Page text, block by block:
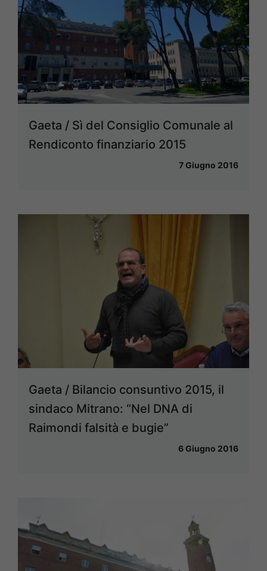
Gaeta / Sì del Consiglio Comunale al
Rendiconto finanziario 2015
7 Giugno 2016
Gaeta / Bilancio consuntivo 2015, il
sindaco Mitrano: “Nel DNA di
Raimondi falsità e bugie”
6 Giugno 2016